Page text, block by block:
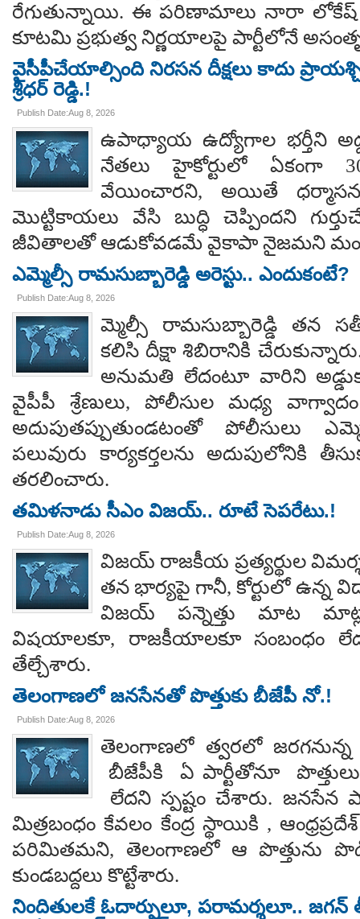
రేగుతున్నాయి. ఈ పరిణామాలు నారా లోకేష్
కూటమి ప్రభుత్వ నిర్ణయాలపై పార్టీలోనే
వైసీపీచేయాల్సింది నిరసన దీక్షలు కాదు
శ్రీధర్ రెడ్డి.!
Publish Date:Aug 8, 2026
ఉపాధ్యాయ ఉద్యోగాల భర్తీని
నేతలు హైకోర్టులో ఏకంగా
వేయించారని, అయితే
మొట్టికాయలు వేసి బుద్ధి చెప్పిందని
జీవితాలతో ఆడుకోవడమే వైకాపా నైజమని
ఎమ్మెల్సీ రామసుబ్బారెడ్డి అరెస్టు.. ఎందుకంటే?
Publish Date:Aug 8, 2026
మ్మెల్సీ రామసుబ్బారెడ్డి తన
కలిసి దీక్షా శిబిరానికి
అనుమతి లేదంటూ వారిని
వైపీపీ శ్రేణులు, పోలీసుల మధ్య వాగ్వాదం
అదుపుతప్పుతుండటంతో పోలీసులు
పలువురు కార్యకర్తలను అదుపులోనికి
తరలించారు.
తమిళనాడు సీఎం విజయ్.. రూటే సెపరేటు.!
Publish Date:Aug 8, 2026
విజయ్ రాజకీయ ప్రత్యర్థుల
తన భార్యపై గానీ, కోర్టులో ఉన్న
విజయ్ పన్నెత్తు మాట
విషయాలకూ, రాజకీయాలకూ సంబంధం
తేల్చేశారు.
తెలంగాణలో జనసేనతో పొత్తుకు బీజేపీ నో.!
Publish Date:Aug 8, 2026
తెలంగాణలో త్వరలో
బీజేపీకి ఏ పార్టీతోనూ పొత్తులు
లేదని స్పష్టం చేశారు. జనసేన
మిత్రబంధం కేవలం కేంద్ర స్థాయికి ,
పరిమితమని, తెలంగాణలో ఆ పొత్తును
కుండబద్దలు కొట్టేశారు.
నిందితులకే ఓదార్పులూ, పరామర్శలూ.. జగన్